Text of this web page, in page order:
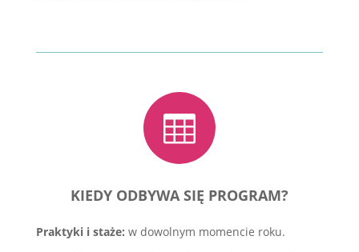

KIEDY ODBYWA SIĘ PROGRAM?
Praktyki i staże: w dowolnym momencie roku.